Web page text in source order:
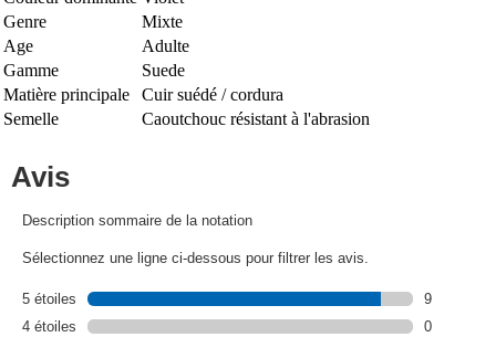
Genre
Mixte
Age
Adulte
Gamme
Suede
Matière principale
Cuir suédé / cordura
Semelle
Caoutchouc résistant à l'abrasion